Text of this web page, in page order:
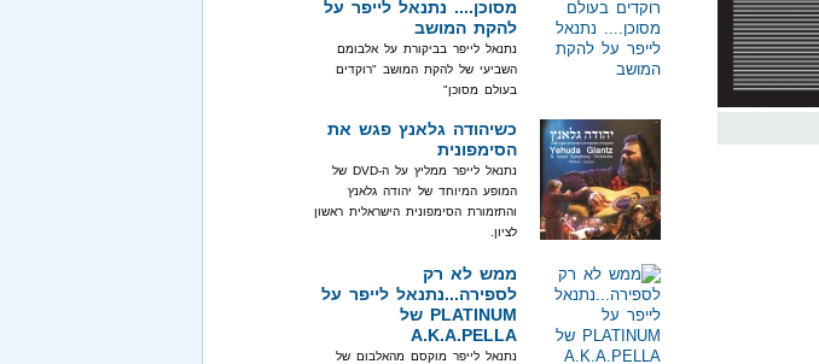
מסוכן.... נתנאל לייפר על
להקת המושב
נתנאל לייפר בביקורת על אלבומם
השביעי של להקת המושב "רוקדים
בעולם מסוכן"
כשיהודה גלאנץ פגש את
הסימפונית
נתנאל לייפר ממליץ על ה-DVD של
המופע המיוחד של יהודה גלאנץ
והתזמורת הסימפונית הישראלית ראשון
לציון.
ממש לא רק
לספירה...נתנאל לייפר על
PLATINUM של
A.K.A.PELLA
נתנאל לייפר מוקסם מהאלבום של